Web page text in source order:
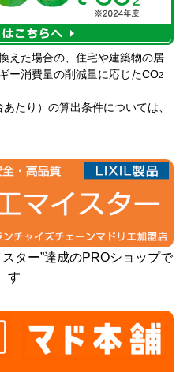
えた場合の、住宅や建築物の居
ー消費量の削減量に応じたCO2
たり）の算出条件については、
ター”達成のPROショップで
す